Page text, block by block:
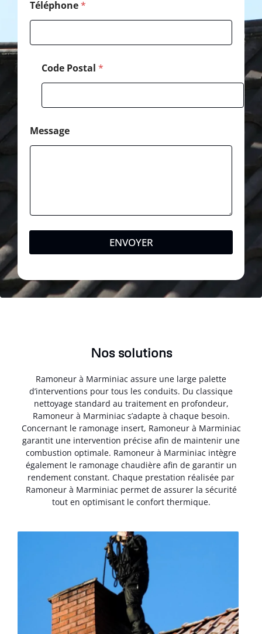
h
o
e
*
Téléphone*
Code Postal *
Message
ENVOYER
Nos solutions
Ramoneur à Marminiac assure une large palette
d’interventions pour tous les conduits. Du classique
nettoyage standard au traitement en profondeur,
Ramoneur à Marminiac s’adapte à chaque besoin.
Concernant le ramonage insert, Ramoneur à Marminiac
garantit une intervention précise afin de maintenir une
combustion optimale. Ramoneur à Marminiac intègre
également le ramonage chaudière afin de garantir un
rendement constant. Chaque prestation réalisée par
Ramoneur à Marminiac permet de assurer la sécurité
tout en optimisant le confort thermique.